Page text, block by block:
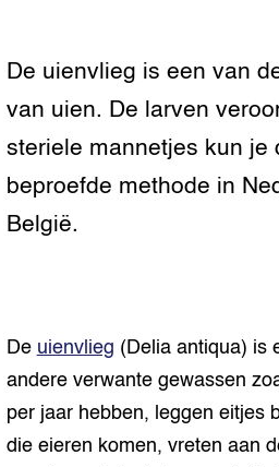
Varkenshouderij
Groenpact Digitalisering &
Groen, welbevinden en
klimaatadaptatie
Plantaardige genetische
bronnen
Genetische diversiteit
landbouwhuisdieren
De uienvlieg is een van
van uien. De larven
steriele mannetjes kun je
beproefde methode in
België.
De uienvlieg (Delia antiqua) is
andere verwante gewassen
per jaar hebben, leggen eitjes
die eieren komen, vreten aan